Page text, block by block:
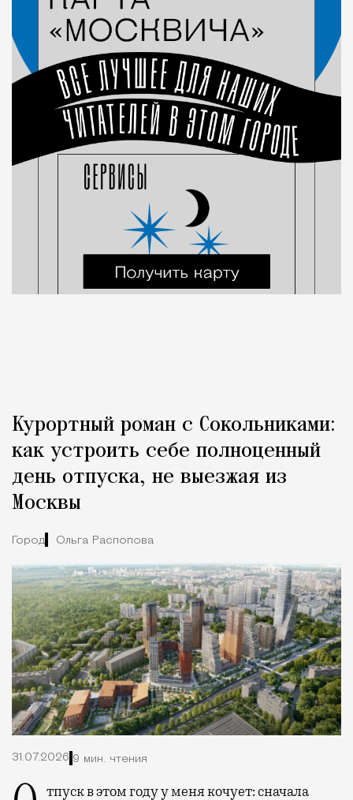
Курортный роман с Сокольниками:
как устроить себе полноценный
день отпуска, не выезжая из
Москвы
Город Ольга Распопова
31.07.2026 9 мин. чтения